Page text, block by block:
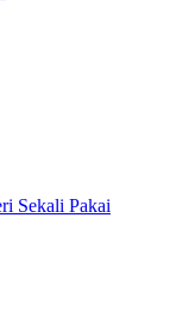
Sekali Pakai